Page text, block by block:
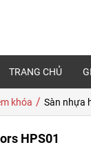
TRANG CHỦ
khóa / Sàn nhựa
HPS01